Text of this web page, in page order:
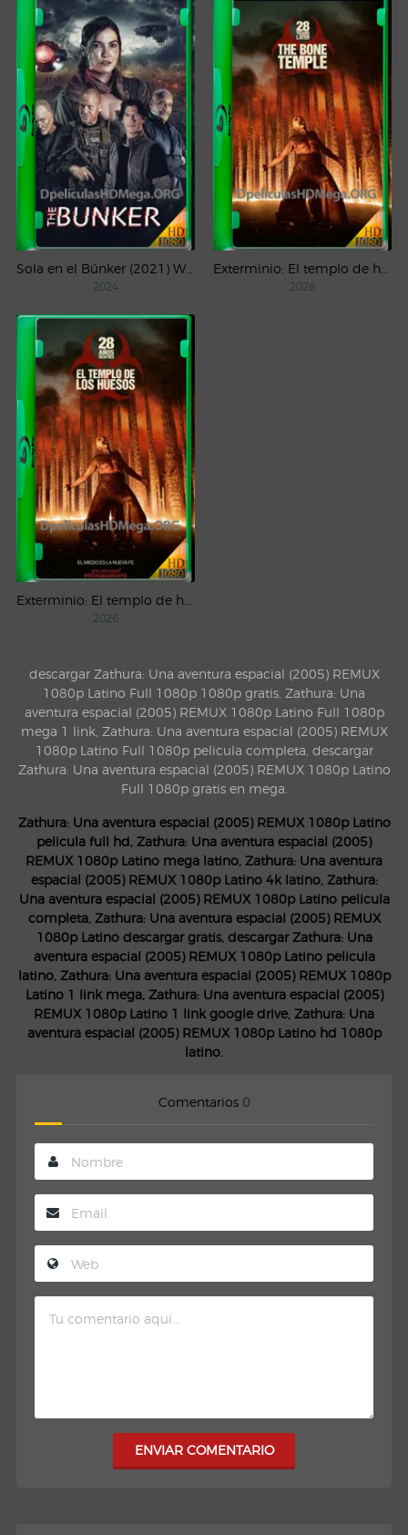
2024 2026
2026
descargar Zathura: Una aventura espacial (2005) REMUX
1080p Latino Full 1080p 1080p gratis, Zathura: Una
aventura espacial (2005) REMUX 1080p Latino Full 1080p
mega 1 link, Zathura: Una aventura espacial (2005) REMUX
1080p Latino Full 1080p pelicula completa, descargar
Zathura: Una aventura espacial (2005) REMUX 1080p Latino
Full 1080p gratis en mega.
Zathura: Una aventura espacial (2005) REMUX 1080p Latino
pelicula full hd, Zathura: Una aventura espacial (2005)
REMUX 1080p Latino mega latino, Zathura: Una aventura
espacial (2005) REMUX 1080p Latino 4k latino, Zathura:
Una aventura espacial (2005) REMUX 1080p Latino pelicula
completa, Zathura: Una aventura espacial (2005) REMUX
1080p Latino descargar gratis, descargar Zathura: Una
aventura espacial (2005) REMUX 1080p Latino pelicula
latino, Zathura: Una aventura espacial (2005) REMUX 1080p
Latino 1 link mega, Zathura: Una aventura espacial (2005)
REMUX 1080p Latino 1 link google drive, Zathura: Una
aventura espacial (2005) REMUX 1080p Latino hd 1080p
latino.
Comentarios 0
ENVIAR COMENTARIO